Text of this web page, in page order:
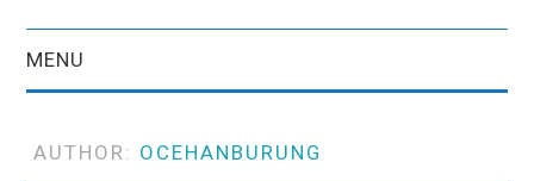
MENU
AUTHOR: OCEHANBURUNG